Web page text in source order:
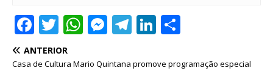
F
a
c
T
w
it
W
at
M
ss
T
e
Li
k ar
ANTERIOR
Casa de Cultura Mario Quintana promove programação especial